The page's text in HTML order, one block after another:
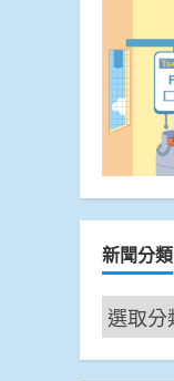
新聞分類
新
聞